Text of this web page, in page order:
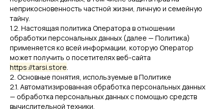
неприкосновенность частной жизни, личную и семейную
тайну.
1.2. Настоящая политика Оператора в отношении
обработки персональных данных (далее — Политика)
применяется ко всей информации, которую Оператор
может получить о посетителях веб-сайта
https://tarsi.store.
2. Основные понятия, используемые в Политике
2.1. Автоматизированная обработка персональных данных
— обработка персональных данных с помощью средств
вычислительной техники.